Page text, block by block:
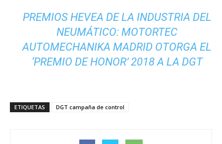
PREMIOS HEVEA DE LA INDUSTRIA DEL
NEUMÁTICO: MOTORTEC
AUTOMECHANIKA MADRID OTORGA EL
‘PREMIO DE HONOR’ 2018 A LA DGT
ETIQUETAS DGT campaña de control